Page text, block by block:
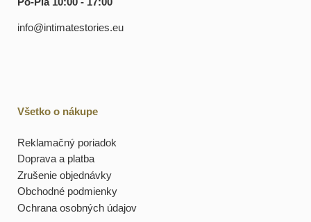
info@intimatestories.eu
Všetko o nákupe
Reklamačný poriadok
Doprava a platba
Zrušenie objednávky
Obchodné podmienky
Ochrana osobných údajov